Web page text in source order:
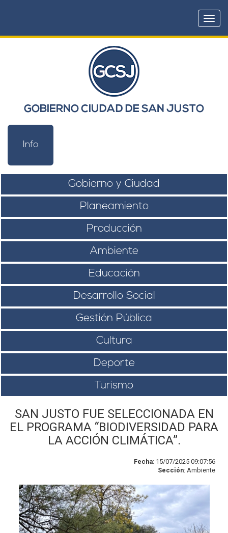
GOBIERNO CIUDAD DE SAN JUSTO
Info
Gobierno y Ciudad
Planeamiento
Producción
Ambiente
Educación
Desarrollo Social
Gestión Pública
Cultura
Deporte
Turismo
SAN JUSTO FUE SELECCIONADA EN
EL PROGRAMA “BIODIVERSIDAD PARA
LA ACCIÓN CLIMÁTICA”.
Fecha: 15/07/2025 09:07:56
Sección: Ambiente